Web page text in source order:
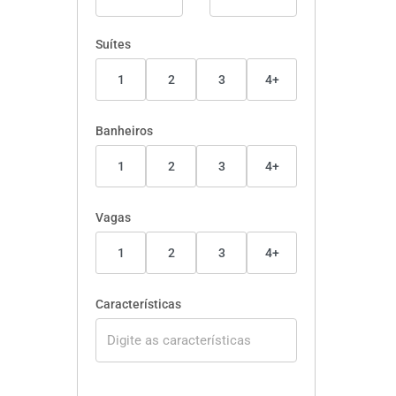
Suítes
1 2 3 4+
Banheiros
1 2 3 4+
Vagas
1 2 3 4+
Características